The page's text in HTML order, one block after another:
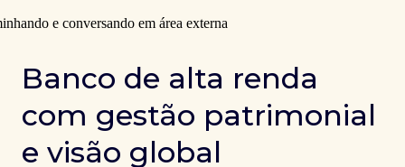
Banco de alta renda
com gestão patrimonial
e visão global